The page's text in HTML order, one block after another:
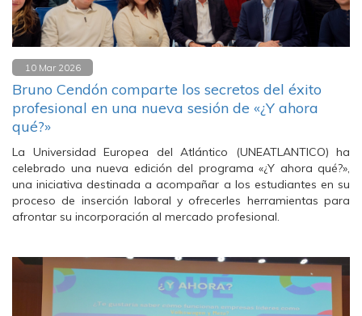
10 Mar 2026
Bruno Cendón comparte los secretos del éxito
profesional en una nueva sesión de «¿Y ahora
qué?»
La Universidad Europea del Atlántico (UNEATLANTICO) ha
celebrado una nueva edición del programa «¿Y ahora qué?»,
una iniciativa destinada a acompañar a los estudiantes en su
proceso de inserción laboral y ofrecerles herramientas para
afrontar su incorporación al mercado profesional.